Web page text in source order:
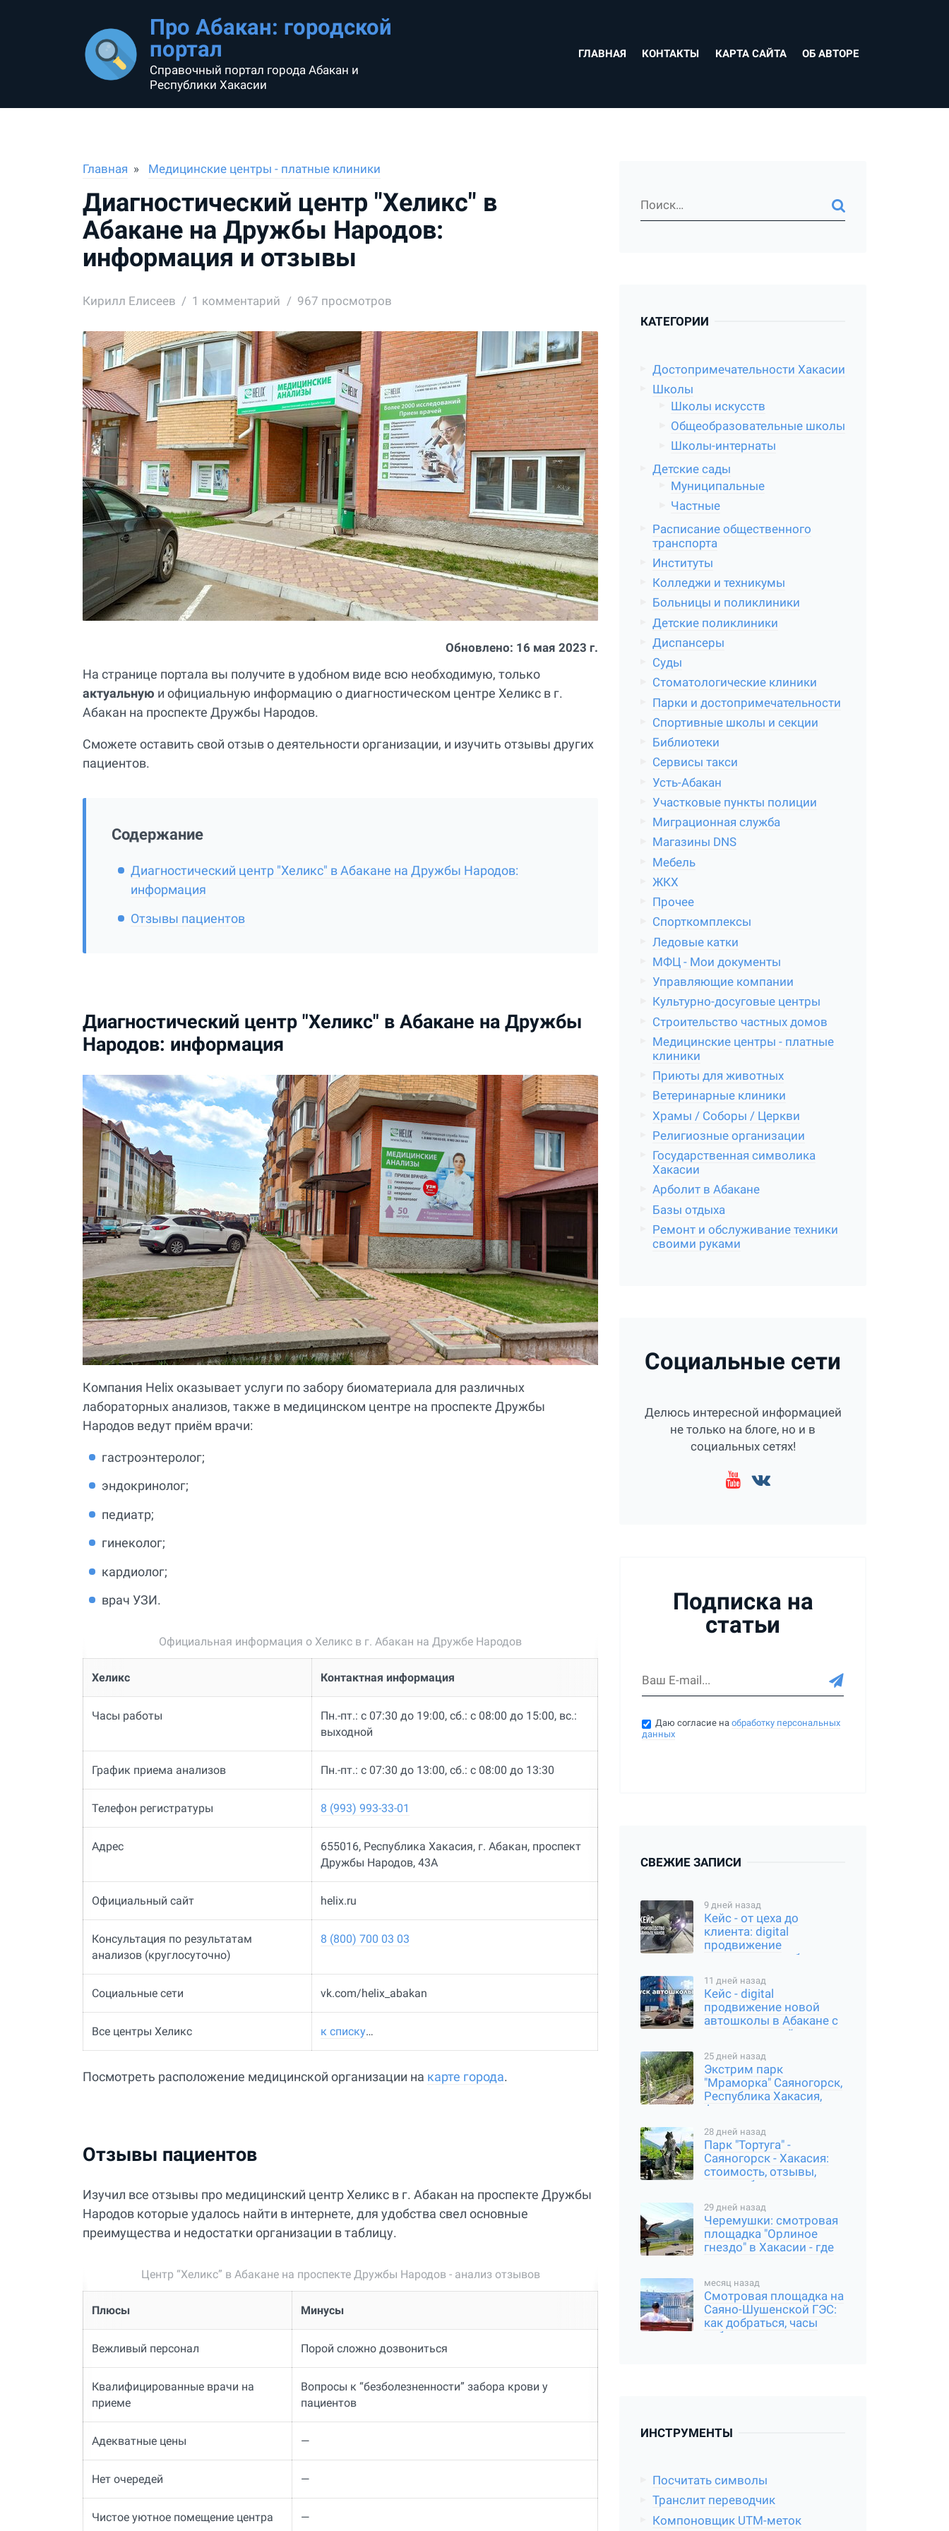
Про Абакан: городской
портал
Справочный портал города Абакан и
Республики Хакасии
ГЛАВНАЯ КОНТАКТЫ КАРТА САЙТА ОБ АВТОРЕ
Главная Медицинские центры - платные клиники
Диагностический центр "Хеликс" в
Абакане на Дружбы Народов:
информация и отзывы
Кирилл Елисеев 1 комментарий 967 просмотров
Обновлено: 16 мая 2023 г.
На странице портала вы получите в удобном виде всю необходимую, только
актуальную и официальную информацию о диагностическом центре Хеликс в г.
Абакан на проспекте Дружбы Народов.
Сможете оставить свой отзыв о деятельности организации, и изучить отзывы других
пациентов.
Содержание
Диагностический центр "Хеликс" в Абакане на Дружбы Народов:
информация
Отзывы пациентов
Диагностический центр "Хеликс" в Абакане на Дружбы
Народов: информация
Компания Helix оказывает услуги по забору биоматериала для различных
лабораторных анализов, также в медицинском центре на проспекте Дружбы
Народов ведут приём врачи:
гастроэнтеролог;
эндокринолог;
педиатр;
гинеколог;
кардиолог;
врач УЗИ.
Официальная информация о Хеликс в г. Абакан на Дружбе Народов
Хеликс Контактная информация
Часы работы
Пн.-пт.: с 07:30 до 19:00, сб.: с 08:00 до 15:00, вс.:
выходной
График приема анализов Пн.-пт.: с 07:30 до 13:00, сб.: с 08:00 до 13:30
Телефон регистратуры 8 (993) 993-33-01
Адрес
655016, Республика Хакасия, г. Абакан, проспект
Дружбы Народов, 43А
Официальный сайт helix.ru
Консультация по результатам
анализов (круглосуточно)
8 (800) 700 03 03
Социальные сети vk.com/helix_abakan
Все центры Хеликс к списку…
Посмотреть расположение медицинской организации на карте города.
Отзывы пациентов
Изучил все отзывы про медицинский центр Хеликс в г. Абакан на проспекте Дружбы
Народов которые удалось найти в интернете, для удобства свел основные
преимущества и недостатки организации в таблицу.
Центр “Хеликс” в Абакане на проспекте Дружбы Народов - анализ отзывов
Плюсы Минусы
Вежливый персонал Порой сложно дозвониться
Квалифицированные врачи на
приеме
Вопросы к “безболезненности” забора крови у
пациентов
Адекватные цены —
Нет очередей —
Чистое уютное помещение центра —
КАТЕГОРИИ
Достопримечательности Хакасии
Школы
Школы искусств
Общеобразовательные школы
Школы-интернаты
Детские сады
Муниципальные
Частные
Расписание общественного
транспорта
Институты
Колледжи и техникумы
Больницы и поликлиники
Детские поликлиники
Диспансеры
Суды
Стоматологические клиники
Парки и достопримечательности
Спортивные школы и секции
Библиотеки
Сервисы такси
Усть-Абакан
Участковые пункты полиции
Миграционная служба
Магазины DNS
Мебель
ЖКХ
Прочее
Спорткомплексы
Ледовые катки
МФЦ - Мои документы
Управляющие компании
Культурно-досуговые центры
Строительство частных домов
Медицинские центры - платные
клиники
Приюты для животных
Ветеринарные клиники
Храмы / Соборы / Церкви
Религиозные организации
Государственная символика
Хакасии
Арболит в Абакане
Базы отдыха
Ремонт и обслуживание техники
своими руками
Социальные сети
Делюсь интересной информацией
не только на блоге, но и в
социальных сетях!
Подписка на
статьи
Даю согласие наобработку персональных
данных
СВЕЖИЕ ЗАПИСИ
9 дней назад
Кейс - от цеха до
клиента: digital
продвижение
производителя банных
11 дней назад
Кейс - digital
продвижение новой
автошколы в Абакане с
нуля: карты, сайт,
25 дней назад
Экстрим парк
"Мраморка" Саяногорск,
Республика Хакасия,
фото, стоимость, как
28 дней назад
Парк "Тортуга" -
Саяногорск - Хакасия:
стоимость, отзывы,
часы работы, где
29 дней назад
Черемушки: смотровая
площадка "Орлиное
гнездо" в Хакасии - где
месяц назад
Смотровая площадка на
Саяно-Шушенской ГЭС:
как добраться, часы
работы
ИНСТРУМЕНТЫ
Посчитать символы
Транслит переводчик
Компоновщик UTM-меток